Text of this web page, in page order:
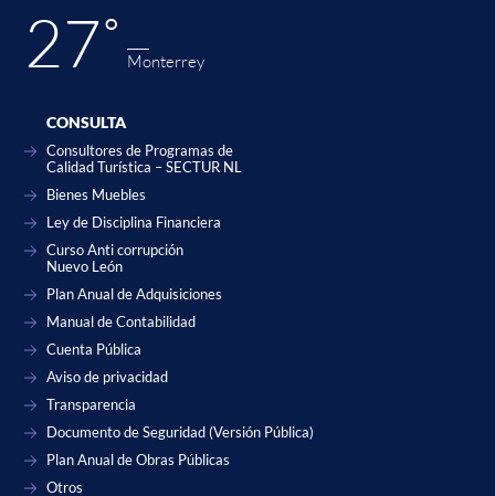
27˚ Monterrey
CONSULTA
Consultores de Programas de
Calidad Turística – SECTUR NL
Bienes Muebles
Ley de Disciplina Financiera
Curso Anti corrupción
Nuevo León
Plan Anual de Adquisiciones
Manual de Contabilidad
Cuenta Pública
Aviso de privacidad
Transparencia
Documento de Seguridad (Versión Pública)
Plan Anual de Obras Públicas
Otros